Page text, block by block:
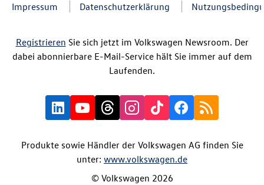
Impressum Datenschutzerklärung
Registrieren Sie sich jetzt im Volkswagen Newsroom. Der
dabei abonnierbare E-Mail-Service hält Sie immer auf dem
Laufenden.
Produkte sowie Händler der Volkswagen AG finden Sie
unter: www.volkswagen.de
© Volkswagen 2026